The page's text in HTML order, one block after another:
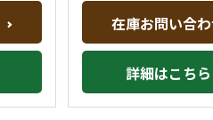
在庫お問い合
詳細はこちら